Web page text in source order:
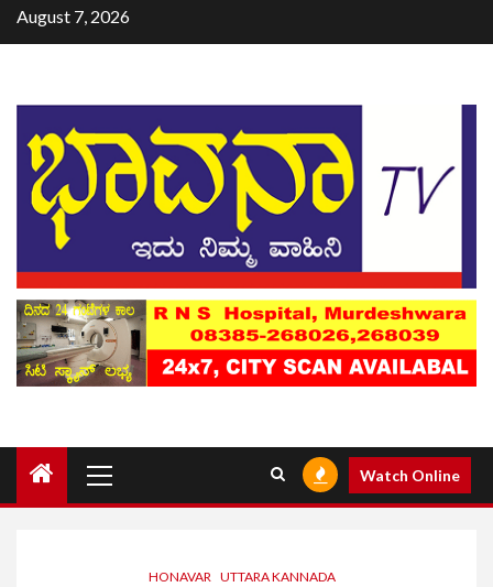
August 7, 2026
Watch Online
HONAVAR UTTARA KANNADA